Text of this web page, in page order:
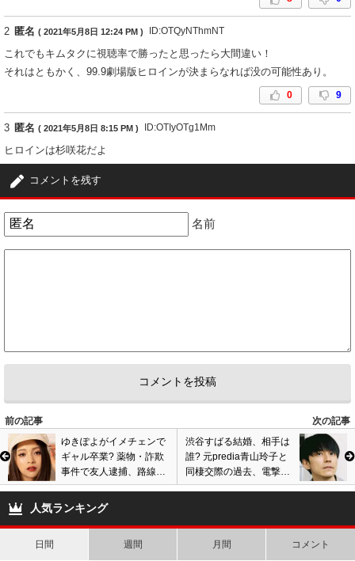
2 匿名 ( 2021年5月8日 12:24 PM ) ID:OTQyNThmNT
これでもキムタクに視聴率で勝ったと思ったら大間違い！
それはともかく、99.9劇場版ヒロインが決まらなれば没の可能性あり。
0 9
3 匿名 ( 2021年5月8日 8:15 PM ) ID:OTIyOTg1Mm
ヒロインは杉咲花だよ
早く99.９見たい
コメントを残す
名前
前の記事
次の記事
ゆきぽよがイメチェンで
ギャル卒業? 薬物・詐欺
事件で友人逮捕、路線変
更も負のイメージで賛否
両論も…画像あり
渋谷すばる結婚、相手は
誰? 元predia青山玲子と
同棲交際の過去、電撃入
籍発表にファンから祝福
人気ランキング
日間 週間 月間 コメント